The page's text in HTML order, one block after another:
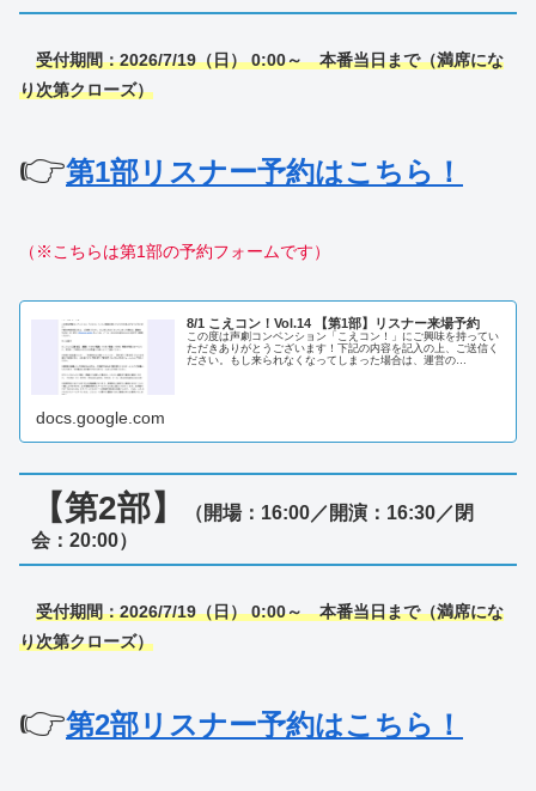
受付期間：2026/7/19（日） 0:00～
本番当日まで（満席にな
り次第クローズ）
👉第1部リスナー予約はこちら！
（※こちらは第1部の予約フォームです）
8/1 こえコン！Vol.14 【第1部】リスナー来場予約
この度は声劇コンベンション「こえコン！」にご興味を持ってい
ただきありがとうございます！下記の内容を記入の上、ご送信く
ださい。もし来られなくなってしまった場合は、運営の
docs.google.com
【第2部】
（開場：16:00／開演：16:30／閉
会：20:00）
受付期間：2026/7/19（日） 0:00～
本番当日まで（満席にな
り次第クローズ）
👉第2部リスナー予約はこちら！